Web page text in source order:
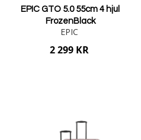
EPIC GTO 5.0 55cm 4 hjul
FrozenBlack
EPIC
2 299 KR